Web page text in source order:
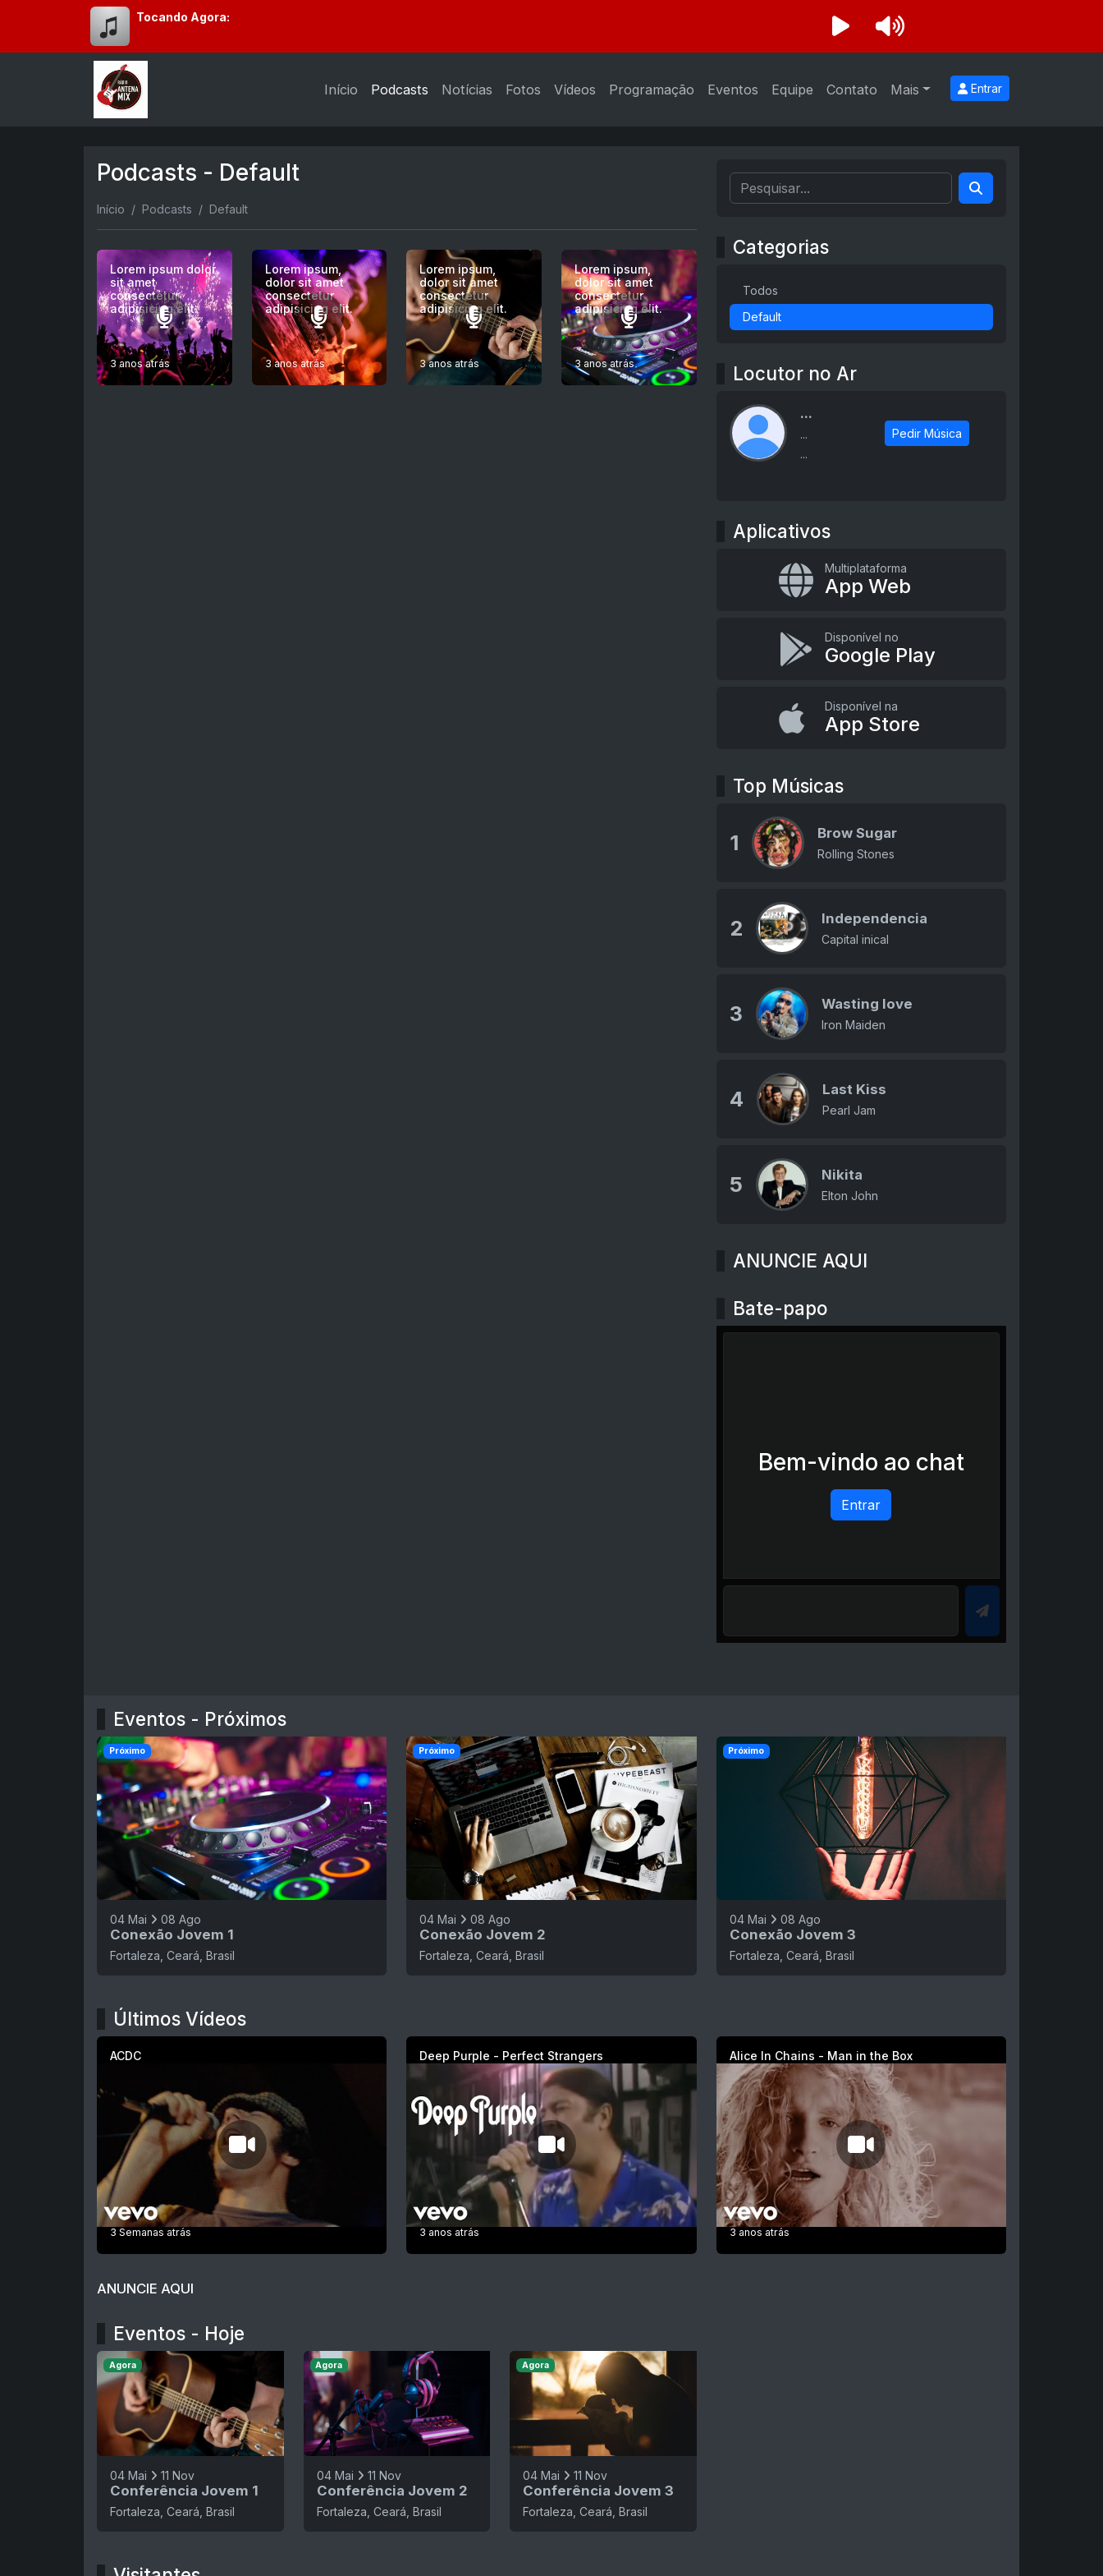
Tocando Agora:
Início Podcasts Notícias Fotos Vídeos Programação Eventos Equipe Contato Mais Entrar
Podcasts - Default
Início Podcasts Default
Lorem ipsum dolor
sit amet
consectetur
adipisicing elit.
3 anos atrás
Lorem ipsum,
dolor sit amet
consectetur
adipisicing elit.
3 anos atrás
Lorem ipsum,
dolor sit amet
consectetur
adipisicing elit.
3 anos atrás
Lorem ipsum,
dolor sit amet
consectetur
adipisicing elit.
3 anos atrás
Categorias
Todos
Default
Locutor no Ar
...
...
...
Pedir Música
Aplicativos
Multiplataforma
App Web
Disponível no
Google Play
Disponível na
App Store
Top Músicas
1 Brow Sugar
Rolling Stones
2 Independencia
Capital inical
3 Wasting love
Iron Maiden
4 Last Kiss
Pearl Jam
5 Nikita
Elton John
ANUNCIE AQUI
Bate-papo
Bem-vindo ao chat
Entrar
Eventos - Próximos
04 Mai 08 Ago
Conexão Jovem 1
Fortaleza, Ceará, Brasil
Próximo
04 Mai 08 Ago
Conexão Jovem 2
Fortaleza, Ceará, Brasil
Próximo
04 Mai 08 Ago
Conexão Jovem 3
Fortaleza, Ceará, Brasil
Próximo
Últimos Vídeos
ACDC
3 Semanas atrás
Deep Purple - Perfect Strangers
3 anos atrás
Alice In Chains - Man in the Box
3 anos atrás
ANUNCIE AQUI
Eventos - Hoje
04 Mai 11 Nov
Conferência Jovem 1
Fortaleza, Ceará, Brasil
Agora
04 Mai 11 Nov
Conferência Jovem 2
Fortaleza, Ceará, Brasil
Agora
04 Mai 11 Nov
Conferência Jovem 3
Fortaleza, Ceará, Brasil
Agora